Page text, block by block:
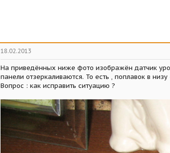
18.02.2013
На приведённых ниже фото изображён датчик
панели отзеркаливаются. То есть , поплавок в
Вопрос : как исправить ситуацию ?